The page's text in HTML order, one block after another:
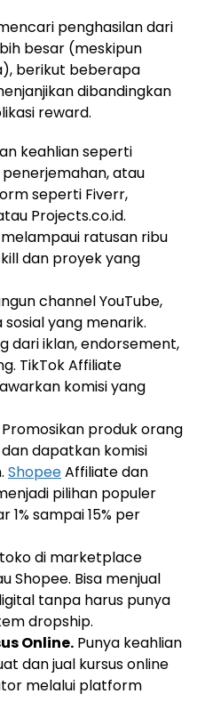
penghasilan dari
besar (meskipun
berikut beberapa
dibandingkan
reward.
keahlian seperti
penerjemahan, atau
seperti Fiverr,
Projects.co.id.
ratusan ribu
dan proyek yang
channel YouTube,
yang menarik.
dari iklan, endorsement,
TikTok Affiliate
komisi yang
Promosikan produk orang
dapatkan komisi
ShopeeAffiliate dan
pilihan populer
1% sampai 15% per
di marketplace
Shopee. Bisa menjual
tanpa harus punya
dropship.
Online. Punya keahlian
dan jual kursus online
melalui platform